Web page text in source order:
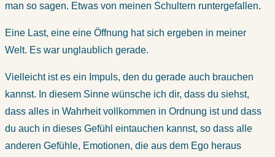
man so sagen. Etwas von meinen Schultern runtergefallen.
Eine Last, eine eine Öffnung hat sich ergeben in meiner
Welt. Es war unglaublich gerade.
Vielleicht ist es ein Impuls, den du gerade auch brauchen
kannst. In diesem Sinne wünsche ich dir, dass du siehst,
dass alles in Wahrheit vollkommen in Ordnung ist und dass
du auch in dieses Gefühl eintauchen kannst, so dass alle
anderen Gefühle, Emotionen, die aus dem Ego heraus